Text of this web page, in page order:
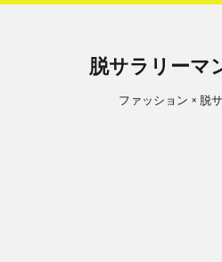
脱サラリーマ
ファッション × 脱